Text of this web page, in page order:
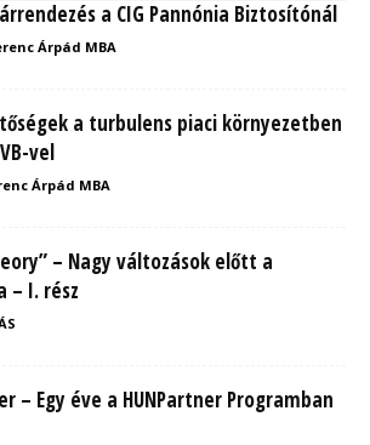
a CIG Pannónia Biztosítónál
Árpád MBA
a turbulens piaci környezetben
vel
Árpád MBA
– Nagy változások előtt a
– I. rész
– Egy éve a HUNPartner Programban